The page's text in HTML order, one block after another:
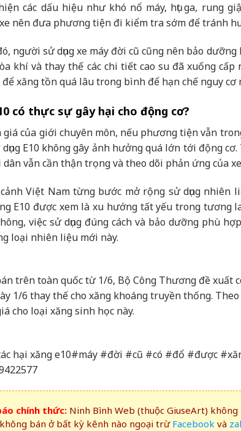
các dấu hiệu như khó nổ máy, hụt ga, rung
nên đưa phương tiện đi kiểm tra sớm để tránh
người sử dụng xe máy đời cũ cũng nên bảo
khí và thay thế các chi tiết cao su đã xuống
xăng tồn quá lâu trong bình để hạn chế nguy
có thực sự gây hại cho động cơ?
giá của giới chuyên môn, nếu phương tiện vẫn
dụng E10 không gây ảnh hưởng quá lớn tới động
vẫn cần thận trọng và theo dõi phản ứng của
Việt Nam từng bước mở rộng sử dụng nhiên
E10 được xem là xu hướng tất yếu trong tương
việc sử dụng đúng cách và bảo dưỡng phù
loại nhiên liệu mới này.
trên toàn quốc từ 1/6, Bộ Công Thương đề xuất
1/6 thay thế cho xăng khoáng truyền thống.
cho loại xăng sinh học này.
hại xăng e10#máy #đời #cũ #có #đổ #được
chính thức: Ninh Bình Web (thuộc GiuseArt)
bán ở bất kỳ kênh nào ngoại trừ Facebook và